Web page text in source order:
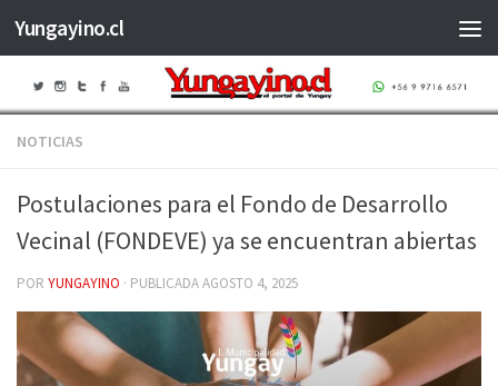
Saltar al contenido
Yungayino.cl
NOTICIAS
Postulaciones para el Fondo de Desarrollo
Vecinal (FONDEVE) ya se encuentran abiertas
POR YUNGAYINO · PUBLICADAAGOSTO 4, 2025